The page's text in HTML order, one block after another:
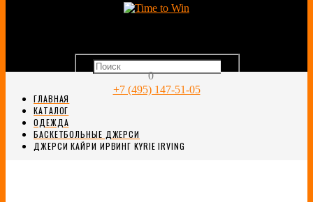
0
+7 (495) 147-51-05
ГЛАВНАЯ
КАТАЛОГ
ОДЕЖДА
БАСКЕТБОЛЬНЫЕ ДЖЕРСИ
ДЖЕРСИ КАЙРИ ИРВИНГ KYRIE IRVING